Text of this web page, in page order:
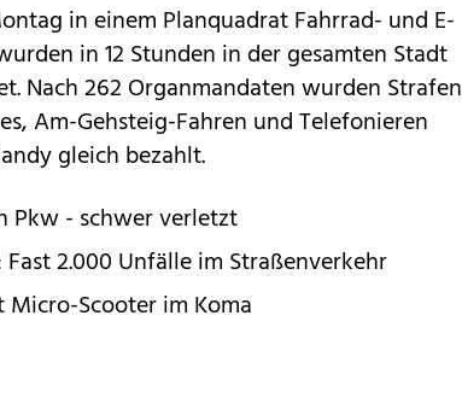
in einem Planquadrat Fahrrad- und E-
in 12 Stunden in der gesamten Stadt
Nach 262 Organmandaten wurden Strafen
Am-Gehsteig-Fahren und Telefonieren
gleich bezahlt.
Pkw - schwer verletzt
2.000 Unfälle im Straßenverkehr
Scooter im Koma